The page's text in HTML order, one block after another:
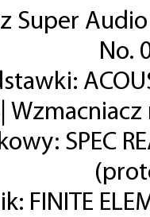
Super
No.
SPEC
FINITE